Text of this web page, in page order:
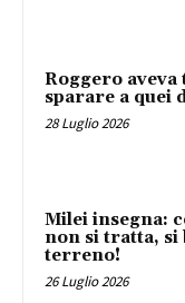
Roggero
sparare a quei
28 Luglio 2026
Milei insegna:
non si tratta, si
terreno!
26 Luglio 2026